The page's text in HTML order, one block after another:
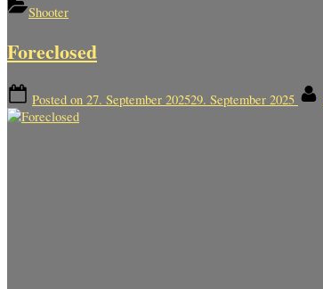
Shooter
Foreclosed
Posted on 27. September 202529. September 2025